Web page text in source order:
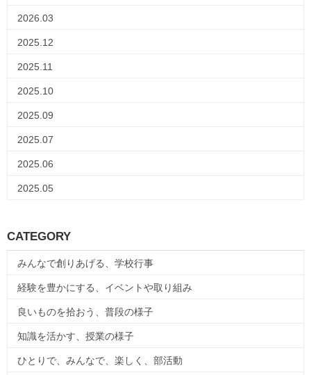
2026.03
2025.12
2025.11
2025.10
2025.09
2025.07
2025.06
2025.05
CATEGORY
みんなで創りあげる、学校行事
経験を豊かにする、イベントや取り組み
良いものを拾おう、普段の様子
知識を活かす、授業の様子
ひとりで、みんなで、楽しく、部活動